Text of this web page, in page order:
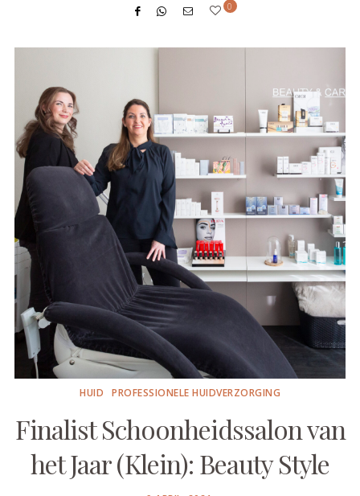
0
HUID PROFESSIONELE HUIDVERZORGING
Finalist Schoonheidssalon van
het Jaar (Klein): Beauty Style